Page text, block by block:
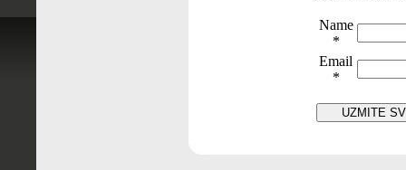
Name
*
Email
*